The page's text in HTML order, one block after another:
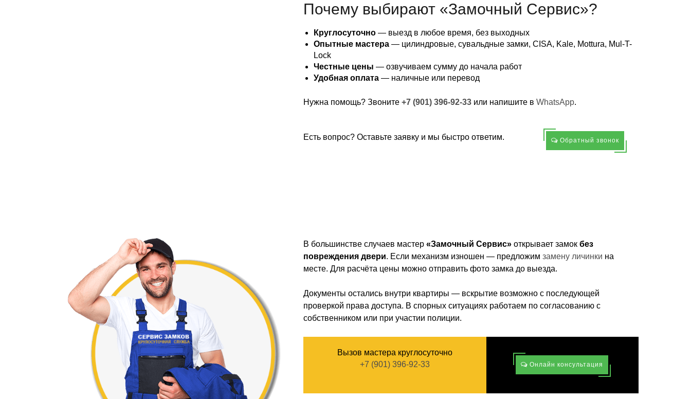
Почему выбирают «Замочный Сервис»?
Круглосуточно— выезд в любое время, без выходных
Опытные мастера— цилиндровые, сувальдные замки, CISA, Kale, Mottura, Mul-T-
Lock
Честные цены — озвучиваем сумму до начала работ
Удобная оплата— наличные или перевод
Нужна помощь? Звоните +7 (901) 396-92-33или напишите в WhatsApp.
Есть вопрос? Оставьте заявку и мы быстро ответим. Обратный звонок
В большинстве случаев мастер «Замочный Сервис»открывает замок без
повреждения двери. Если механизм изношен — предложим замену личинки на
месте. Для расчёта цены можно отправить фото замка до выезда.
Документы остались внутри квартиры — вскрытие возможно с последующей
проверкой права доступа. В спорных ситуациях работаем по согласованию с
собственником или при участии полиции.
Вызов мастера круглосуточно
+7 (901) 396-92-33
Онлайн консультация